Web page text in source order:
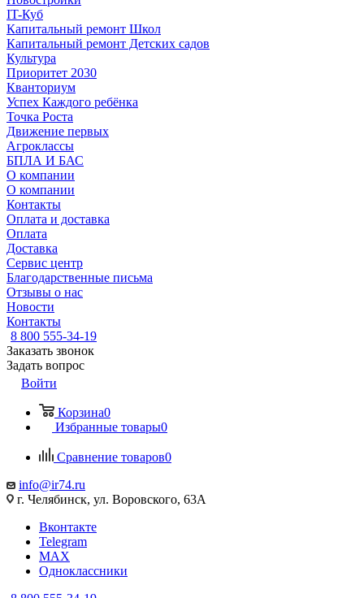
IT-Куб
Капитальный ремонт Школ
Капитальный ремонт Детских садов
Культура
Приоритет 2030
Кванториум
Успех Каждого ребёнка
Точка Роста
Движение первых
Агроклассы
БПЛА И БАС
О компании
О компании
Контакты
Оплата и доставка
Оплата
Доставка
Сервис центр
Благодарственные письма
Отзывы о нас
Новости
Контакты
8 800 555-34-19
Заказать звонок
Задать вопрос
Войти
Корзина0
Избранные товары0
Сравнение товаров0
info@ir74.ru
г. Челябинск, ул. Воровского, 63А
Вконтакте
Telegram
MAX
Одноклассники